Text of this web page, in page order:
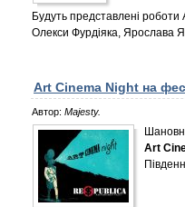
Будуть представлені
Олекси Фурдіяка, Ярослава
Art Cinema Night на
Автор: Majesty.
Art